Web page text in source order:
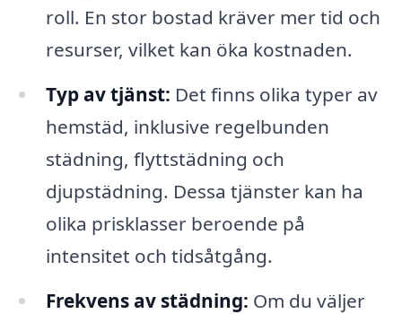
roll. En stor bostad kräver mer tid och
resurser, vilket kan öka kostnaden.
Typ av tjänst: Det finns olika typer av
hemstäd, inklusive regelbunden
städning, flyttstädning och
djupstädning. Dessa tjänster kan ha
olika prisklasser beroende på
intensitet och tidsåtgång.
Frekvens av städning: Om du väljer